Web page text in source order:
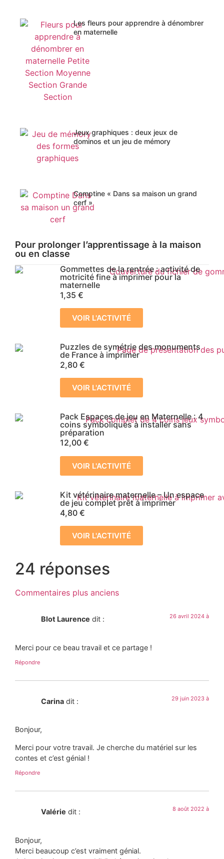
Les fleurs pour apprendre à dénombrer
en maternelle
Jeux graphiques : deux jeux de
dominos et un jeu de mémory
Comptine « Dans sa maison un grand
cerf »
Pour prolonger l’apprentissage à la maison
ou en classe
Gommettes de la rentrée : activité de
motricité fine à imprimer pour la
maternelle
1,35 €
VOIR L'ACTIVITÉ
Puzzles de symétrie des monuments
de France à imprimer
2,80 €
VOIR L'ACTIVITÉ
Pack Espaces de jeu en Maternelle : 4
coins symboliques à installer sans
préparation
12,00 €
VOIR L'ACTIVITÉ
Kit vétérinaire maternelle – Un espace
de jeu complet prêt à imprimer
4,80 €
VOIR L'ACTIVITÉ
24 réponses
Commentaires plus anciens
Blot Laurence dit : 26 avril 2024 à
Merci pour ce beau travail et ce partage !
Répondre
Carina dit : 29 juin 2023 à
Bonjour,
Merci pour votre travail. Je cherche du matériel sur les
contes et c’est génial !
Répondre
Valérie dit : 8 août 2022 à
Bonjour,
Merci beaucoup c’est vraiment génial.